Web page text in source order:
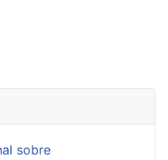
sobre